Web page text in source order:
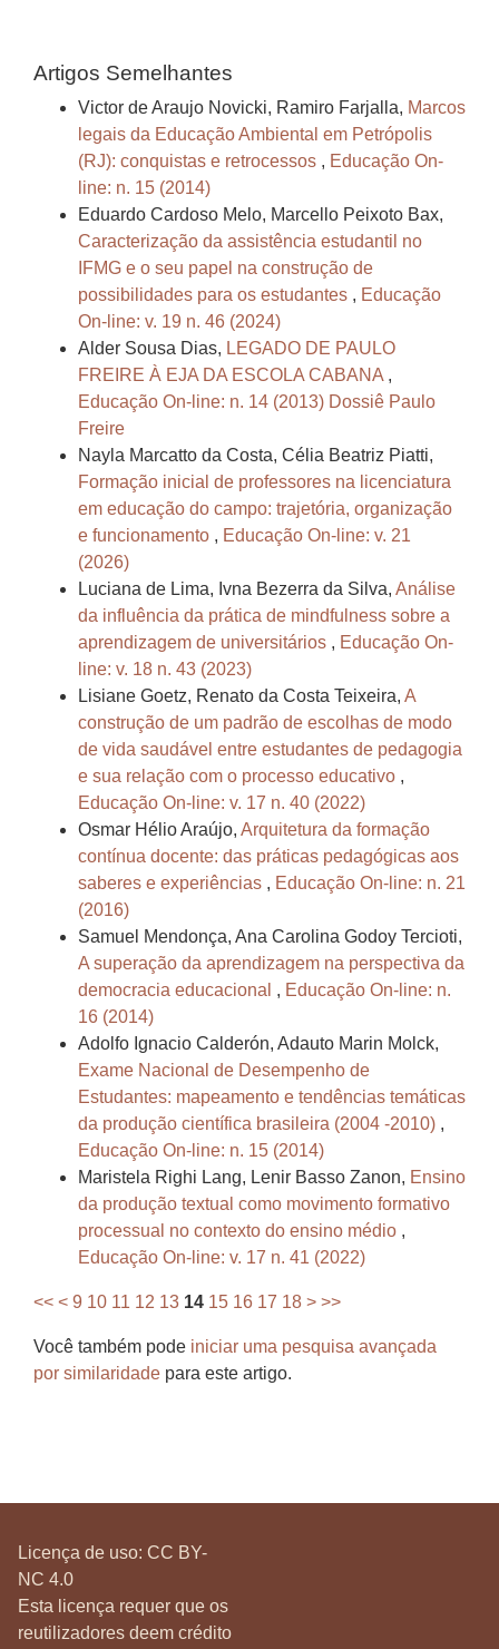
Artigos Semelhantes
Victor de Araujo Novicki, Ramiro Farjalla, Marcos
legais da Educação Ambiental em Petrópolis
(RJ): conquistas e retrocessos , Educação On-
line: n. 15 (2014)
Eduardo Cardoso Melo, Marcello Peixoto Bax,
Caracterização da assistência estudantil no
IFMG e o seu papel na construção de
possibilidades para os estudantes , Educação
On-line: v. 19 n. 46 (2024)
Alder Sousa Dias, LEGADO DE PAULO
FREIRE À EJA DA ESCOLA CABANA ,
Educação On-line: n. 14 (2013) Dossiê Paulo
Freire
Nayla Marcatto da Costa, Célia Beatriz Piatti,
Formação inicial de professores na licenciatura
em educação do campo: trajetória, organização
e funcionamento , Educação On-line: v. 21
(2026)
Luciana de Lima, Ivna Bezerra da Silva, Análise
da influência da prática de mindfulness sobre a
aprendizagem de universitários , Educação On-
line: v. 18 n. 43 (2023)
Lisiane Goetz, Renato da Costa Teixeira, A
construção de um padrão de escolhas de modo
de vida saudável entre estudantes de pedagogia
e sua relação com o processo educativo ,
Educação On-line: v. 17 n. 40 (2022)
Osmar Hélio Araújo, Arquitetura da formação
contínua docente: das práticas pedagógicas aos
saberes e experiências , Educação On-line: n. 21
(2016)
Samuel Mendonça, Ana Carolina Godoy Tercioti,
A superação da aprendizagem na perspectiva da
democracia educacional , Educação On-line: n.
16 (2014)
Adolfo Ignacio Calderón, Adauto Marin Molck,
Exame Nacional de Desempenho de
Estudantes: mapeamento e tendências temáticas
da produção científica brasileira (2004 -2010) ,
Educação On-line: n. 15 (2014)
Maristela Righi Lang, Lenir Basso Zanon, Ensino
da produção textual como movimento formativo
processual no contexto do ensino médio ,
Educação On-line: v. 17 n. 41 (2022)
<< < 9 10 11 12 13 14 15 16 17 18 > >>
Você também pode iniciar uma pesquisa avançada
por similaridade para este artigo.
Licença de uso: CC BY-
NC 4.0
Esta licença requer que os
reutilizadores deem crédito